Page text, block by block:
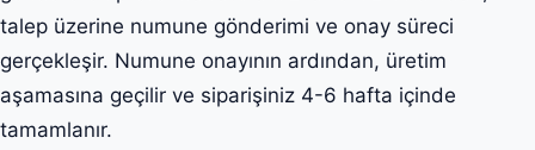
talep üzerine numune gönderimi ve onay süreci
gerçekleşir. Numune onayının ardından, üretim
aşamasına geçilir ve siparişiniz 4-6 hafta içinde
tamamlanır.